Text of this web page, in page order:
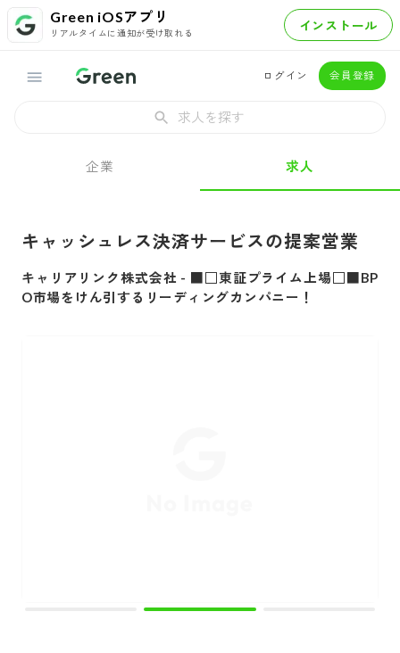
Green iOSアプリ
リアルタイムに通知が受け取れる インストール
ログイン 会員登録
求人を探す
企業 求人
キャッシュレス決済サービスの提案営業
キャリアリンク株式会社 - ■□東証プライム上場□■BP
O市場をけん引するリーディングカンパニー！